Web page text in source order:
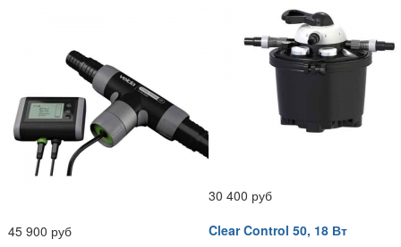
45 900 руб
30 400 руб
Clear Control 50, 18 Вт